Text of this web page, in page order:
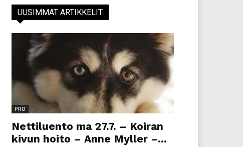
UUSIMMAT ARTIKKELIT
PRO
Nettiluento ma 27.7. – Koiran
kivun hoito – Anne Myller –...